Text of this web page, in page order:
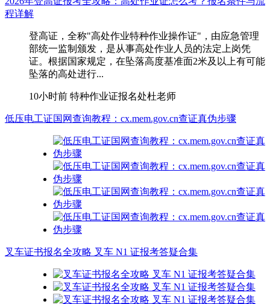
程详解
登高证，全称"高处作业特种作业操作证"，由应急管理
部统一监制颁发，是从事高处作业人员的法定上岗凭
证。根据国家规定，在坠落高度基准面2米及以上有可能
坠落的高处进行...
10小时前 特种作业证报名处杜老师
低压电工证国网查询教程：cx.mem.gov.cn查证真伪步骤
叉车证书报名全攻略 叉车 N1 证报考答疑合集